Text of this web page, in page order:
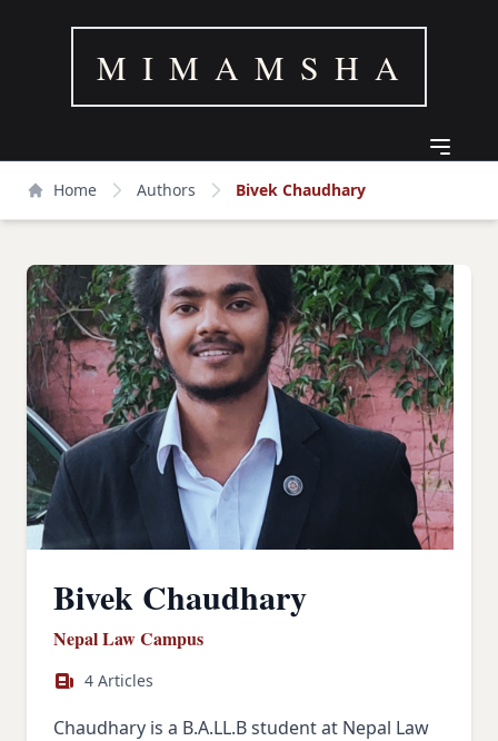
M I M A M S H A
Home Authors Bivek Chaudhary
Bivek Chaudhary
Nepal Law Campus
4 Articles
Chaudhary is a B.A.LL.B student at Nepal Law